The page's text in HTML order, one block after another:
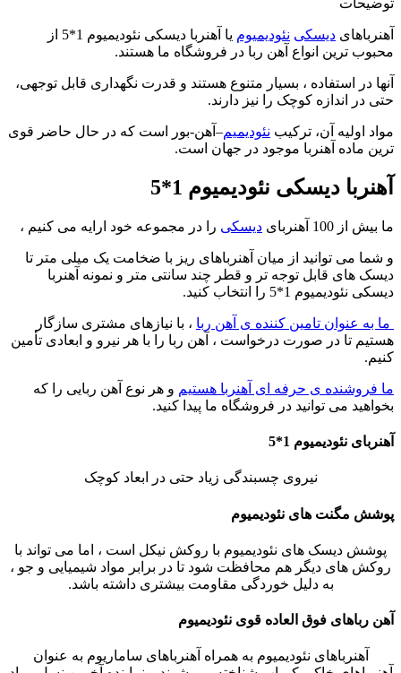
توضیحات
آهنرباهای دیسکی نئودیمیوم
یا آهنربا دیسکی نئودیمیوم 1*5 از
محبوب ترین انواع آهن ربا در فروشگاه ما هستند.
آنها در استفاده ، بسیار متنوع هستند و قدرت نگهداری قابل توجهی،
حتی در اندازه کوچک را نیز دارند.
مواد اولیه آن، ترکیب نئودیمیم– آهن-بور است که در حال حاضر قوی
ترین ماده آهنربا موجود در جهان است.
آهنربا دیسکی نئودیمیوم 1*5
ما بیش از 100 آهنربای دیسکی را در مجموعه خود ارایه می کنیم ،
و شما می توانید از میان آهنرباهای ریز با ضخامت یک میلی متر تا
دیسک های قابل توجه تر و قطر چند سانتی متر و نمونه آهنربا
دیسکی نئودیمیوم 1*5 را انتخاب کنید
.
ما به عنوان تامین کننده ی آهن ربا ، با نیازهای مشتری سازگار
هستیم تا در صورت درخواست ، آهن ربا را با هر نیرو و ابعادی تأمین
کنیم.
ما فروشنده ی حرفه ای آهنربا هستیم و هر نوع آهن ربایی را که
بخواهید می توانید در فروشگاه ما پیدا کنید.
آهنربای نئودیمیوم 1*5
نیروی چسبندگی زیاد حتی در ابعاد کوچک
پوشش مگنت های نئودیمیوم
پوشش دیسک های نئودیمیوم با روکش نیکل است ، اما می تواند با
روکش های دیگر هم محافظت شود تا در برابر مواد شیمیایی و جو ،
به دلیل خوردگی مقاومت بیشتری داشته باشد.
آهن رباهای فوق العاده قوی نئودیمیوم
آهنرباهای نئودیمیوم به همراه آهنرباهای ساماریوم به عنوان